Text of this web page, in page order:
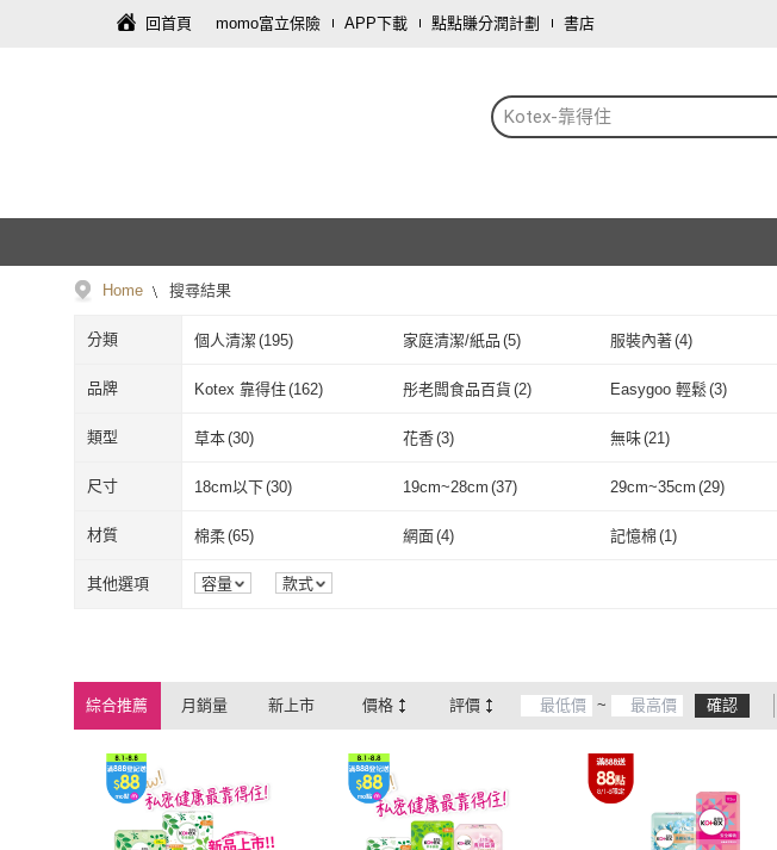
回首頁 momo富立保險 APP下載 點點賺分潤計劃 書店
Kotex-靠得住
Home 搜尋結果
分類 個人清潔 (195) 家庭清潔/紙品 (5) 服裝內著(4)
品牌 Kotex 靠得住(162) 彤老闆食品百貨(2) Easygoo 輕鬆(3)
Kotex 靠得住 彤老闆食品百貨 Easygoo 輕鬆
類型 草本(30) 花香(3) 無味(21)
草本 (30) 花香(3) 無味(21)
尺寸 18cm以下(30) 19cm~28cm (37) 29cm~35cm (29)
18cm以下 19cm~28cm 29cm~35cm
材質 棉柔(65) 網面(4) 記憶棉 (1)
棉柔
其他選項 容量 款式
綜合推薦 月銷量 新上市 價格 評價 ~ 確認